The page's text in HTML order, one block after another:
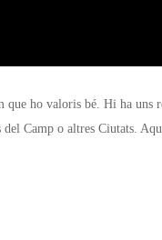
ho valoris bé. Hi ha uns
Camp o altres Ciutats.